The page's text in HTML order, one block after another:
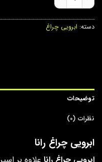
دسته: ابرویی چراغ
توضیحات
نظرات (0)
ابرویی چراغ رانا